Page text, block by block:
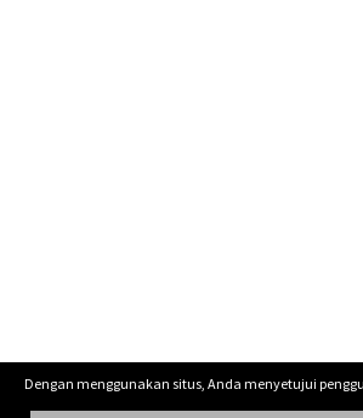
Dengan menggunakan situs, Anda menyetujui